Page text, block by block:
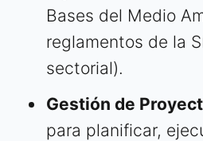
Bases del Medio
reglamentos de la
sectorial).
Gestión de
para planificar,